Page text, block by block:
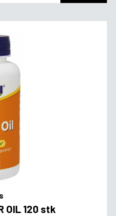
OIL 120 stk